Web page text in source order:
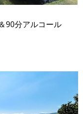
90分アルコール